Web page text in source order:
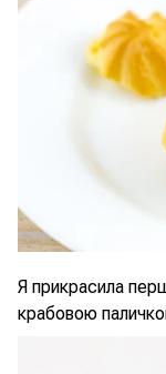
Я прикрасила
крабовою